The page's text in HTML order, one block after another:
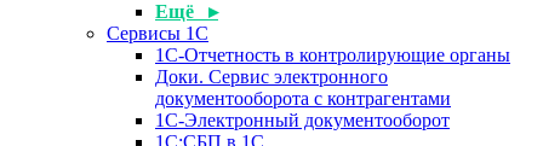
Ещё ▸
Сервисы 1С
1С-Отчетность в контролирующие органы
Доки. Сервис электронного
документооборота с контрагентами
1С-Электронный документооборот
1С:СБП в 1С